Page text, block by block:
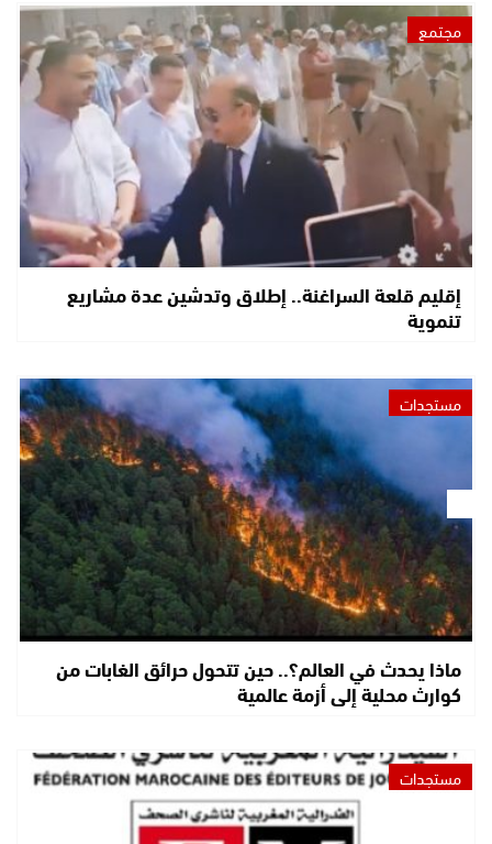
مجتمع
إقليم قلعة السراغنة.. إطلاق وتدشين عدة مشاريع
تنموية
مستجدات
ماذا يحدث في العالم؟.. حين تتحول حرائق الغابات من
كوارث محلية إلى أزمة عالمية
مستجدات